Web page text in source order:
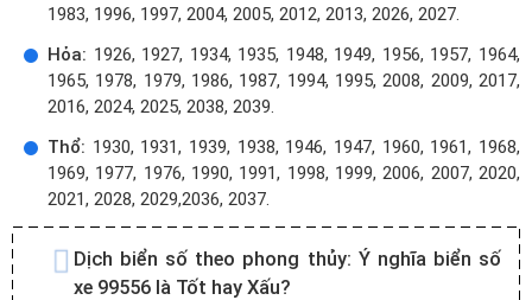
1983, 1996, 1997, 2004, 2005, 2012, 2013, 2026, 2027.
Hỏa: 1926, 1927, 1934, 1935, 1948, 1949, 1956, 1957, 1964,
1965, 1978, 1979, 1986, 1987, 1994, 1995, 2008, 2009, 2017,
2016, 2024, 2025, 2038, 2039.
Thổ: 1930, 1931, 1939, 1938, 1946, 1947, 1960, 1961, 1968,
1969, 1977, 1976, 1990, 1991, 1998, 1999, 2006, 2007, 2020,
2021, 2028, 2029,2036, 2037.
Dịch biển số theo phong thủy: Ý nghĩa biển số
xe 99556 là Tốt hay Xấu?